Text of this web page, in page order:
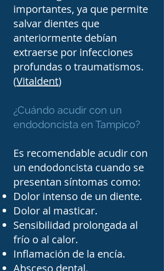
específicas puede ser
necesaria una cirugía
endodóntica o
apicectomía. Este
procedimiento consiste en
raíz afectada cuando la
infección persiste a pesar
de un tratamiento
convencional. La cirugía
permite conservar piezas
dentales que de otra
manera tendrían que ser
extraídas.
Actualmente, los
importantes, ya que permite
salvar dientes que
anteriormente debían
extraerse por infecciones
profundas o traumatismos.
(Vitaldent)
¿Cuándo acudir con un
endodoncista en Tampico?
Es recomendable acudir con
un endodoncista cuando se
presentan síntomas como:
Dolor intenso de un diente.
Dolor al masticar.
Sensibilidad prolongada al
frío o al calor.
Inflamación de la encía.
Absceso dental.